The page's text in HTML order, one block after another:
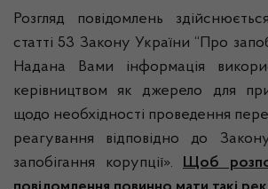
Розгляд повідомлень
статті 53 Закону України “Про
Надана Вами інформація
керівництвом як джерело для
щодо необхідності проведення
реагування відповідно до
запобігання корупції». Щоб